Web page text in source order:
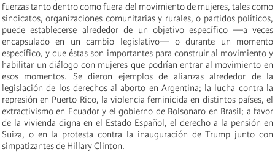
fuerzas tanto dentro como fuera del movimiento de mujeres, tales como
sindicatos, organizaciones comunitarias y rurales, o partidos políticos,
puede establecerse alrededor de un objetivo específico —a veces
encapsulado en un cambio legislativo— o durante un momento
específico, y que éstas son importantes para construir al movimiento y
habilitar un diálogo con mujeres que podrían entrar al movimiento en
esos momentos. Se dieron ejemplos de alianzas alrededor de la
legislación de los derechos al aborto en Argentina; la lucha contra la
represión en Puerto Rico, la violencia feminicida en distintos países, el
extractivismo en Ecuador y el gobierno de Bolsonaro en Brasil; a favor
de la vivienda digna en el Estado Español, el derecho a la pensión en
Suiza, o en la protesta contra la inauguración de Trump junto con
simpatizantes de Hillary Clinton.